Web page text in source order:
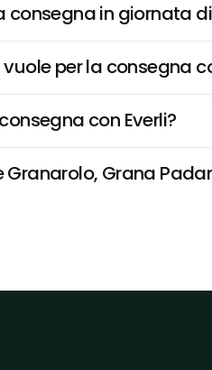
consegna in giornata di
per la consegna
con Everli?
Grana